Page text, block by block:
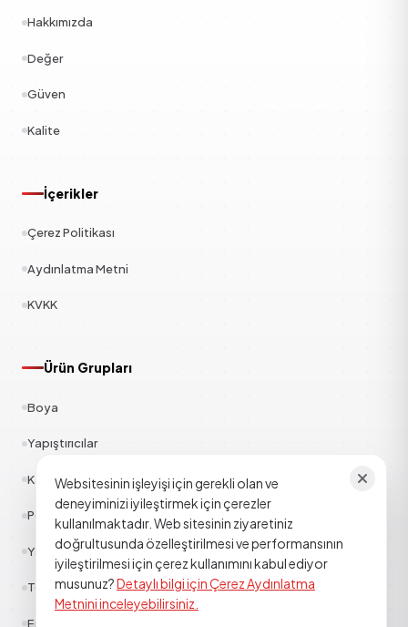
Hakkımızda
Değer
Güven
Kalite
İçerikler
Çerez Politikası
Aydınlatma Metni
KVKK
Ürün Grupları
Boya
Yapıştırıcılar
Kauçuk
Polyester
Yapı Kimyasalları
Tekstil
Epoksi Poliüretan
Websitesinin işleyişi için gerekli olan ve
deneyiminizi iyileştirmek için çerezler
kullanılmaktadır. Web sitesinin ziyaretiniz
doğrultusunda özelleştirilmesi ve performansının
iyileştirilmesi için çerez kullanımını kabul ediyor
musunuz?Detaylı bilgi için Çerez Aydınlatma
Metnini inceleyebilirsiniz.